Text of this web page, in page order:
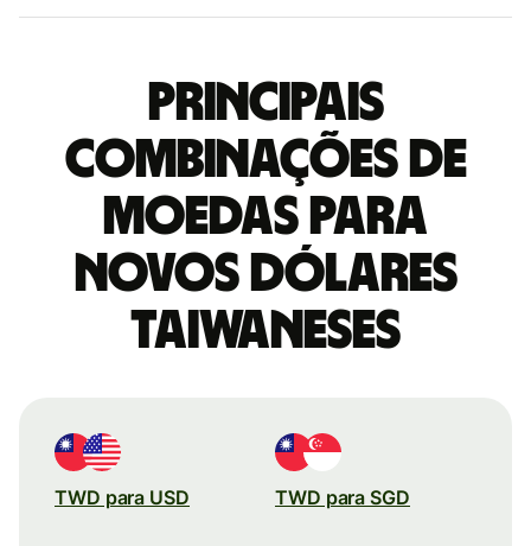
Principais
combinações de
moedas para
Novos dólares
taiwaneses
TWD para USD TWD para SGD